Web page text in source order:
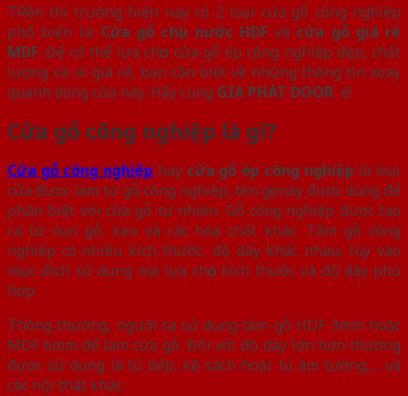
TRên thị trường hiện nay có 2 loại cửa gỗ công nghiệp
phổ biến là: Cửa gỗ chịu nước HDF và cửa gỗ giá rẻ
MDF. Để có thể lựa chọn cửa gỗ ép công nghiệp đẹp, chất
lượng và có giá rẻ, bạn cần biết về những thông tin xoay
quanh dòng cửa này. Hãy cùng GIA PHÁT DOOR é!
Cửa gỗ công nghiệp là gì?
Cửa gỗ công nghiệp hay cửa gỗ ép công nghiệp là loại
cửa được làm từ gỗ công nghiệp, tên gọi này được dùng để
phân biệt với cửa gỗ tự nhiên. Gỗ công nghiệp được tạo
ra từ vụn gỗ, keo và các hóa chất khác. Tấm gỗ công
nghiệp có nhiều kích thước, độ dày khác nhau, tùy vào
mục đích sử dụng mà lựa chọn kích thước và độ dày phù
hợp.
Thông thường, người ta sử dụng tấm gỗ HDF 3mm hoặc
MDF 6mm để làm cửa gỗ. Đối với độ dày lớn hơn thường
được sử dụng là tủ bếp, kệ sách hoặc tủ âm tường,… và
các nội thất khác.